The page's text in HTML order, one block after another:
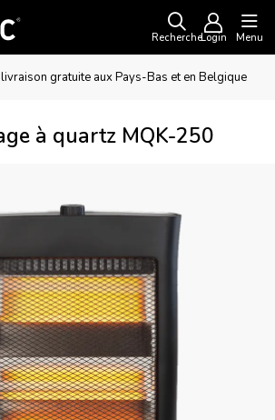
RechercheLogin Menu
gratuite aux Pays-Bas et en Belgique
à quartz MQK-250